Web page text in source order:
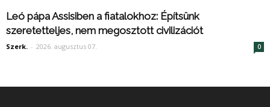
Leó pápa Assisiben a fiatalokhoz: Építsünk
szeretetteljes, nem megosztott civilizációt
Szerk. - 2026. augusztus 07. 0